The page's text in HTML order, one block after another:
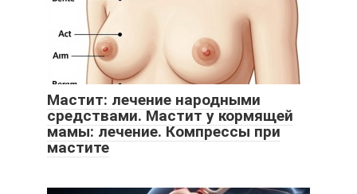
Мастит: лечение народными
средствами. Мастит у кормящей
мамы: лечение. Компрессы при
мастите